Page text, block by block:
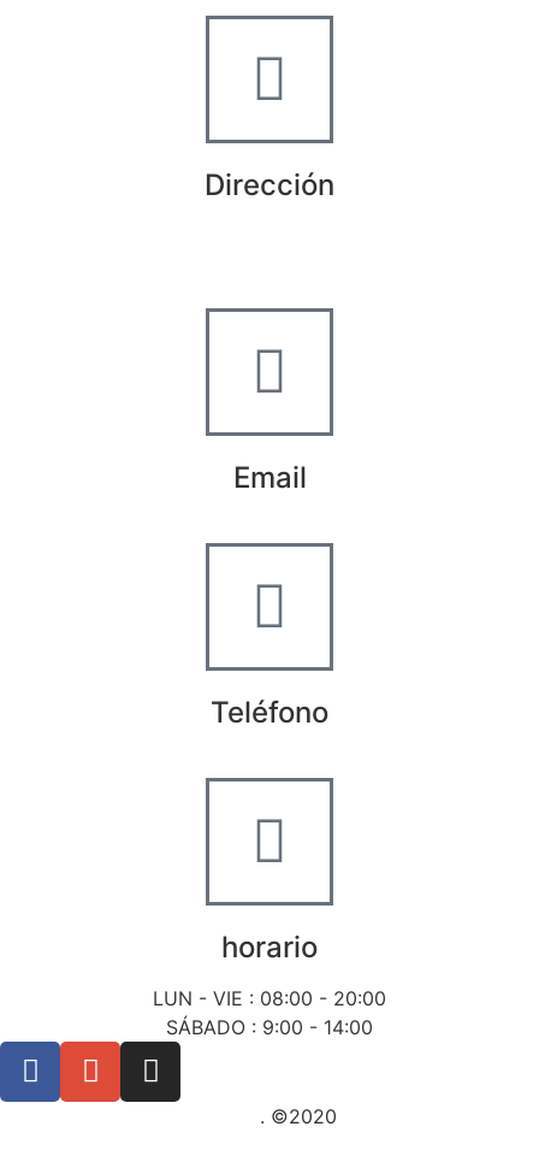
Dirección
Email
Teléfono
horario
LUN - VIE : 08:00 - 20:00
SÁBADO : 9:00 - 14:00
. ©2020